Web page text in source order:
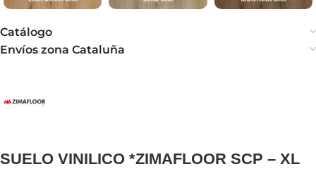
Catálogo
Envíos zona Cataluña
SUELO VINILICO *ZIMAFLOOR SCP – XL